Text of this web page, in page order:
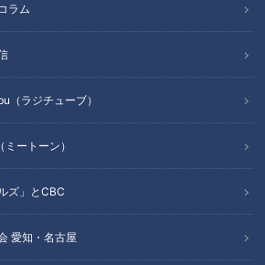
ラム
（ラジチューブ）
ートーン）
ズ」とCBC
愛知・名古屋
たへのおすすめ
？非日
揖斐川
イーン
歩道で大量のキノコ発見 ジャッ
ジした専門家も驚く